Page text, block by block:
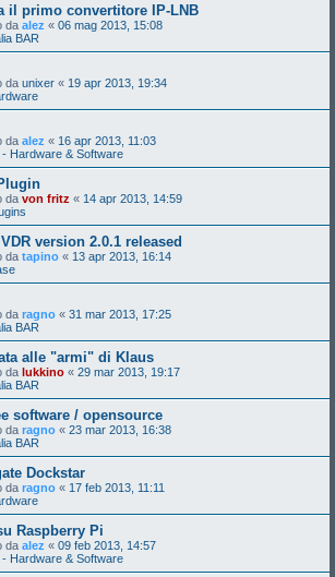
il primo convertitore IP-LNB
da alez « 06 mag 2013, 15:08
BAR
da unixer « 19 apr 2013, 19:34
da alez « 16 apr 2013, 11:03
- Hardware & Software
da von fritz « 14 apr 2013, 14:59
version 2.0.1 released
da tapino « 13 apr 2013, 16:14
da ragno « 31 mar 2013, 17:25
BAR
alle "armi" di Klaus
da lukkino « 29 mar 2013, 19:17
BAR
software / opensource
da ragno « 23 mar 2013, 16:38
BAR
Dockstar
da ragno « 17 feb 2013, 11:11
Raspberry Pi
da alez « 09 feb 2013, 14:57
- Hardware & Software